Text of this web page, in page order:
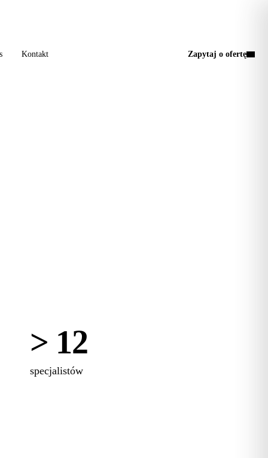
Kontakt Zapytaj o ofertę
> 12
specjalistów